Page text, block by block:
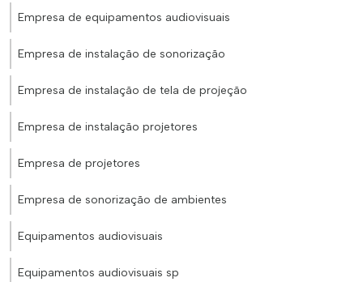
Empresa de equipamentos audiovisuais
Empresa de instalação de sonorização
Empresa de instalação de tela de projeção
Empresa de instalação projetores
Empresa de projetores
Empresa de sonorização de ambientes
Equipamentos audiovisuais
Equipamentos audiovisuais sp